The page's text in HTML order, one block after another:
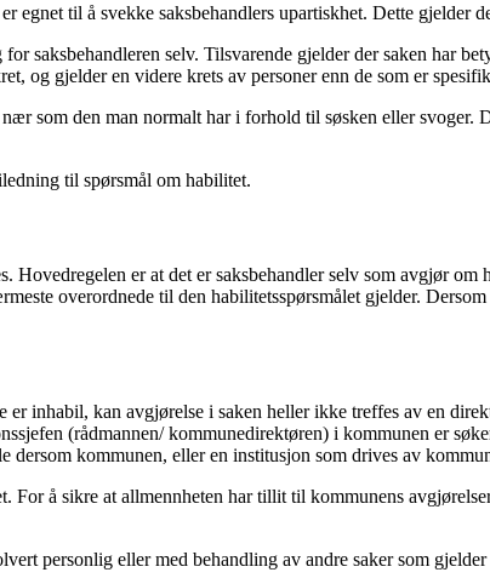
egnet til å svekke saksbehandlers upartiskhet. Dette gjelder
saksbehandleren selv. Tilsvarende gjelder der saken har
og gjelder en videre krets av personer enn de som er
som den man normalt har i forhold til søsken eller svoger.
til spørsmål om habilitet.
er at det er saksbehandler selv som avgjør
overordnede til den habilitetsspørsmålet gjelder.
inhabil, kan avgjørelse i saken heller ikke treffes av en
(rådmannen/ kommunedirektøren) i kommunen er
kommunen, eller en institusjon som drives av
å sikre at allmennheten har tillit til kommunens
personlig eller med behandling av andre saker som